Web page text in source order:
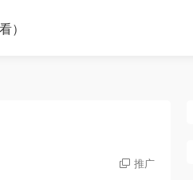
）
推广